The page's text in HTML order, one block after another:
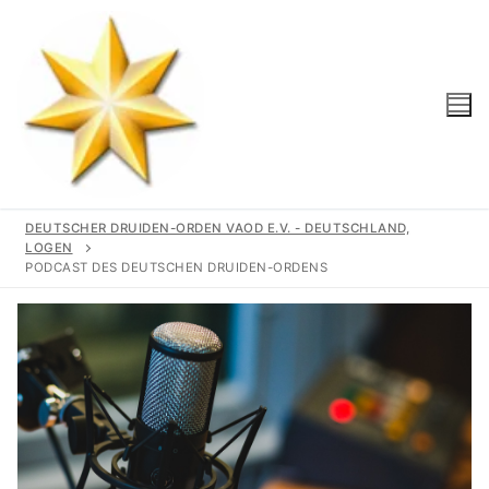
Start
Unser Orden
Gemeinschaft
Geschichte
Logen
Region
Wir Unterstützen
DEUTSCHER DRUIDEN-ORDEN VAOD E.V. - DEUTSCHLAND,
LOGEN
PODCAST DES DEUTSCHEN DRUIDEN-ORDENS